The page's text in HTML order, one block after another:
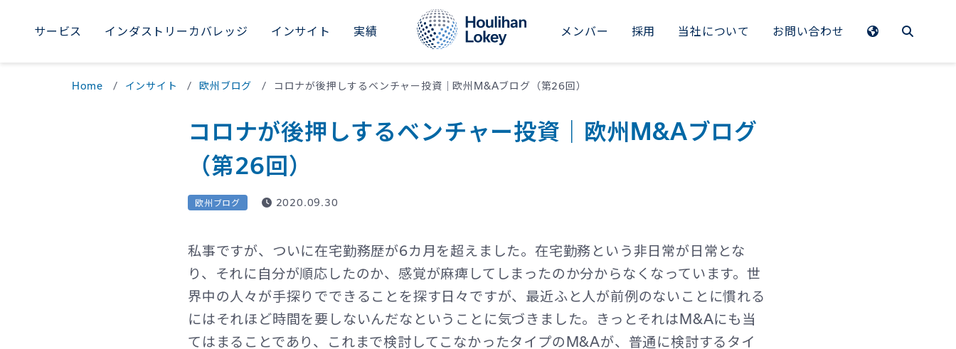
サービス
サービス M&Aアドバイザリー
財務リストラクチャリング
インダストリーカバレッジ
インダストリーカバレッジ インダストリアル
ビジネスサービス
ヘルスケア
ファイナンシャルスポンサーズ
インサイト
インサイト セクターレポート
シリーズ記事
実績 メンバー 採用
新卒採用
社員紹介
当社について
当社について 会社概要
イベント
お問い合わせ
WORLDWIDE
Brazil Australia
India
Singapore
France
Sweden
Switzerland
United Kingdom
Home インサイト 欧州ブログ コロナが後押しするベンチャー投資｜欧州M&Aブログ（第26回）
コロナが後押しするベンチャー投資｜欧州M&Aブログ
（第26回）
欧州ブログ 2020.09.30
私事ですが、ついに在宅勤務歴が6カ月を超えました。在宅勤務という非日常が日常とな
り、それに自分が順応したのか、感覚が麻痺してしまったのか分からなくなっています。世
界中の人々が手探りでできることを探す日々ですが、最近ふと人が前例のないことに慣れる
にはそれほど時間を要しないんだなということに気づきました。きっとそれはM&Aにも当
てはまることであり、これまで検討してこなかったタイプのM&Aが、普通に検討するタイ